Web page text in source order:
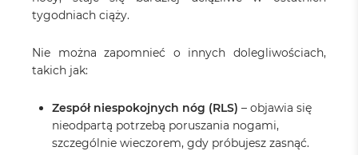
tygodniach ciąży.
Nie można zapomnieć o innych dolegliwościach,
takich jak:
Zespół niespokojnych nóg (RLS) – objawia się
nieodpartą potrzebą poruszania nogami,
szczególnie wieczorem, gdy próbujesz zasnąć.